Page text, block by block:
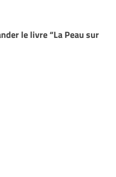
le livre “La Peau sur